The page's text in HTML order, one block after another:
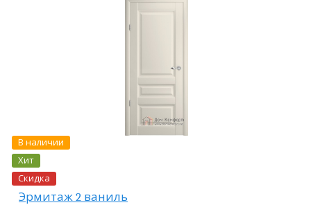
В наличии
Хит
Скидка
Эрмитаж 2 ваниль